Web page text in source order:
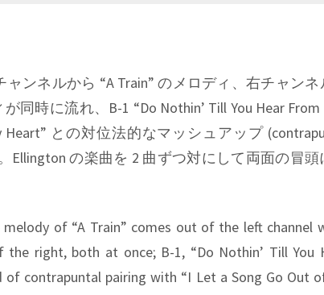
ャンネルから “A Train” のメロディ、右チャン
同時に流れ、B-1 “Do Nothin’ Till You Hear From
Heart” との対位法的なマッシュアップ
Ellington の楽曲を 2 曲ずつ対にして両面の冒頭
melody of “A Train” comes out of the left channel
the right, both at once; B-1, “Do Nothin’ Till You
of contrapuntal pairing with “I Let a Song Go Out